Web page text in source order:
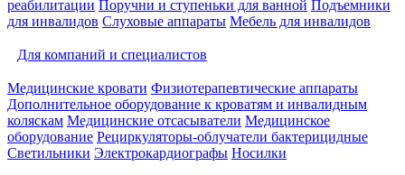
реабилитации Поручни и ступеньки для ванной Подъемники
для инвалидов Слуховые аппараты Мебель для инвалидов
Для компаний и специалистов
Медицинские кровати Физиотерапевтические аппараты
Дополнительное оборудование к кроватям и инвалидным
коляскам Медицинские отсасыватели Медицинское
оборудование Рециркуляторы-облучатели бактерицидные
Светильники Электрокардиографы Носилки